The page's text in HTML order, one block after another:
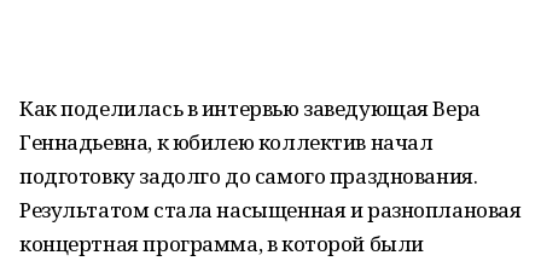
Как поделилась в интервью заведующая Вера
Геннадьевна, к юбилею коллектив начал
подготовку задолго до самого празднования.
Результатом стала насыщенная и разноплановая
концертная программа, в которой были